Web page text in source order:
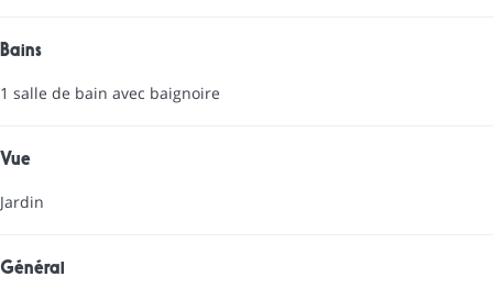
Bains
1 salle de bain avec baignoire
Vue
Jardin
Général